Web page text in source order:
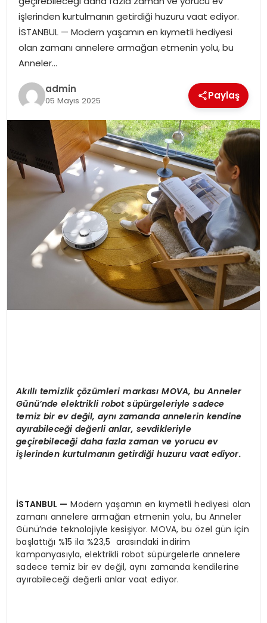
SOSYAL HABER
işlerinden kurtulmanın getirdiği huzuru vaat ediyor.
İSTANBUL — Modern yaşamın en kıymetli hediyesi
olan zamanı annelere armağan etmenin yolu, bu
Anneler…
admin
05 Mayıs 2025 Paylaş
Akıllıtemizlikçözümleri markasıMOVA, bu Anneler
Günü’nde elektrikli robot süpürgeleriyle sadece
temiz bir ev değil, aynı zamanda annelerin kendine
ayırabileceği değerli anlar, sevdikleriyle
geçirebileceği daha fazla zaman ve yorucu ev
işlerinden kurtulmanın getirdiği huzuru vaat ediyor.
İSTANBUL — Modern yaşamın en kıymetli hediyesi olan
zamanı annelere armağan etmenin yolu, bu Anneler
Günü’nde teknolojiyle kesişiyor. MOVA, bu özel gün için
başlattığı %15 ila %23,5 arasındaki indirim
kampanyasıyla, elektrikli robot süpürgelerle annelere
sadece temiz bir ev değil, aynı zamanda kendilerine
ayırabileceği değerli anlar vaat ediyor.